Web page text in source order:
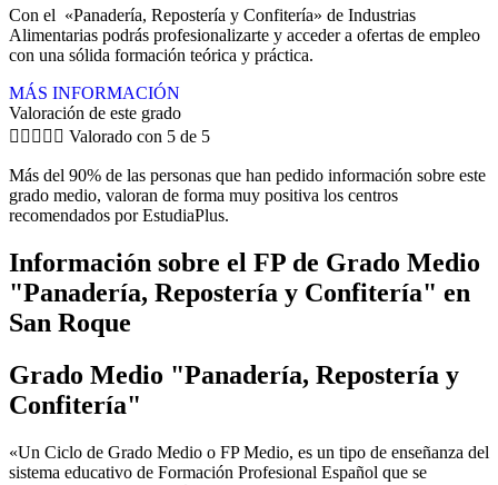
Con el «Panadería, Repostería y Confitería» de Industrias
Alimentarias podrás profesionalizarte y acceder a ofertas de empleo
con una sólida formación teórica y práctica.
MÁS INFORMACIÓN
Valoración de este grado
     Valorado con 5 de 5
Más del 90% de las personas que han pedido información sobre este
grado medio, valoran de forma muy positiva los centros
recomendados por EstudiaPlus.
Información sobre el FP de Grado Medio
"Panadería, Repostería y Confitería" en
San Roque
Grado Medio "Panadería, Repostería y
Confitería"
«Un Ciclo de Grado Medio o FP Medio, es un tipo de enseñanza del
sistema educativo de Formación Profesional Español que se